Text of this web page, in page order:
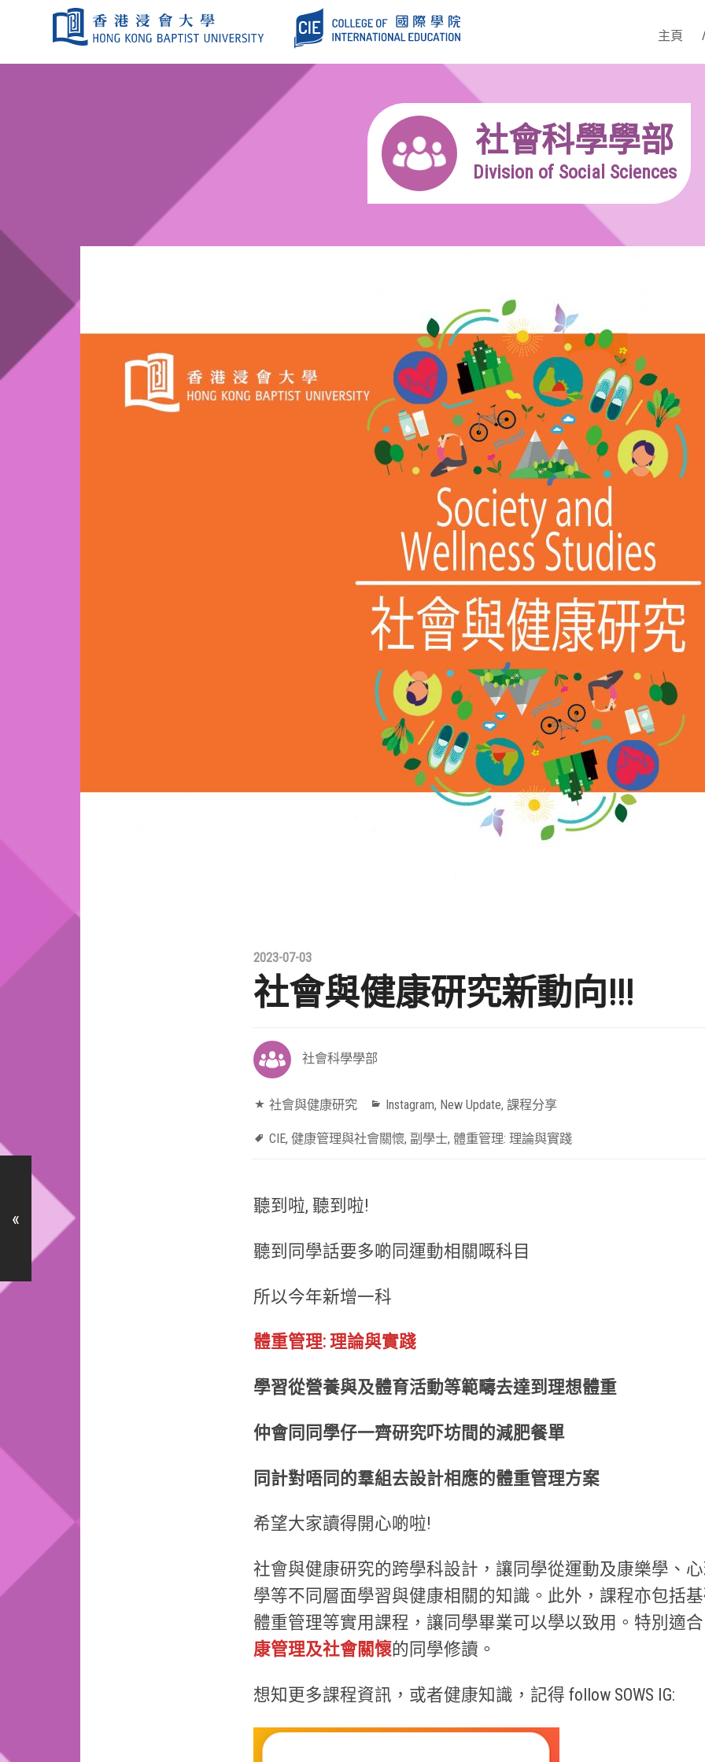
主頁
社會科學學部
Division of Social Sciences
2023-07-03
社會與健康研究新動向!!!
社會科學學部
社會與健康研究 Instagram, New Update, 課程分享
CIE, 健康管理與社會關懷, 副學士, 體重管理: 理論與實踐
聽到啦, 聽到啦!
聽到同學話要多啲同運動相關嘅科目
所以今年新增一科
體重管理: 理論與實踐
學習從營養與及體育活動等範疇去達到理想體重
仲會同同學仔一齊研究吓坊間的減肥餐單
同計對唔同的羣組去設計相應的體重管理方案
希望大家讀得開心啲啦!
社會與健康研究的跨學科設計，讓同學從運動及康樂學、
學等不同層面學習與健康相關的知識。此外，課程亦包括
體重管理等實用課程，讓同學畢業可以學以致用。特別適合
康管理及社會關懷的同學修讀。
想知更多課程資訊，或者健康知識，記得 follow SOWS IG:
«